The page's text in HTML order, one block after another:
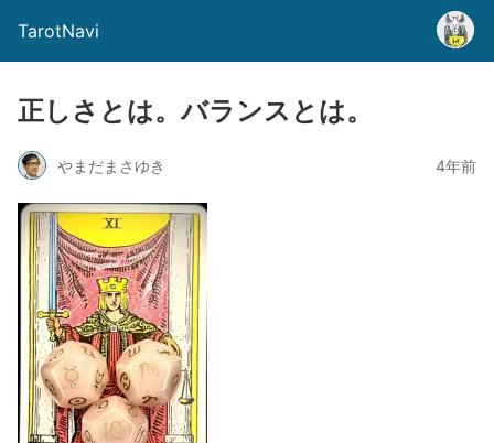
TarotNavi
正しさとは。バランスとは。
やまだまさゆき 4年前